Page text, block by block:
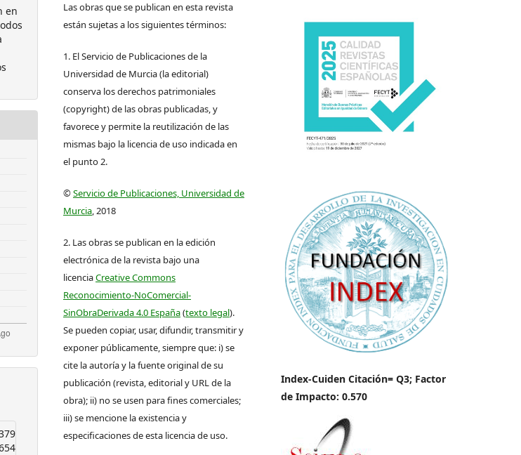
en
Las obras que se publican en esta revista
están sujetas a los siguientes términos:
1. El Servicio de Publicaciones de la
Universidad de Murcia (la editorial)
conserva los derechos patrimoniales
(copyright) de las obras publicadas, y
favorece y permite la reutilización de las
mismas bajo la licencia de uso indicada en
el punto 2.
©Servicio de Publicaciones, Universidad de
Murcia, 2018
2. Las obras se publican en la edición
electrónica de la revista bajo una
licenciaCreative Commons
Reconocimiento-NoComercial-
SinObraDerivada 4.0 España(texto legal).
Se pueden copiar, usar, difundir, transmitir y
exponer públicamente, siempre que: i) se
cite la autoría y la fuente original de su
publicación (revista, editorial y URL de la
obra); ii) no se usen para fines comerciales;
iii) se mencione la existencia y
especificaciones de esta licencia de uso.
Index-Cuiden Citación= Q3; Factor
de Impacto: 0.570